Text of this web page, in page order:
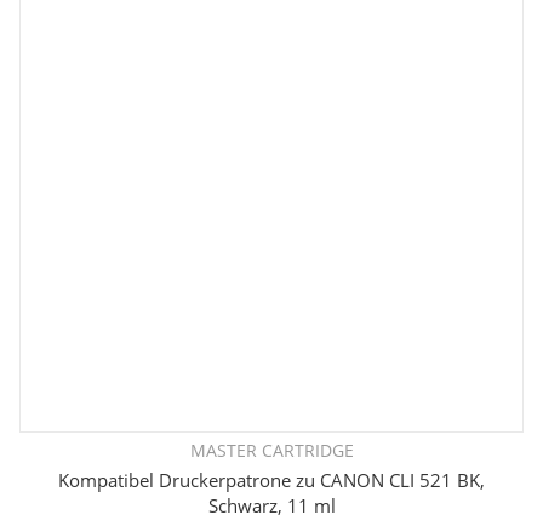
MASTER CARTRIDGE
Kompatibel Druckerpatrone zu CANON CLI 521 BK,
Schwarz, 11 ml